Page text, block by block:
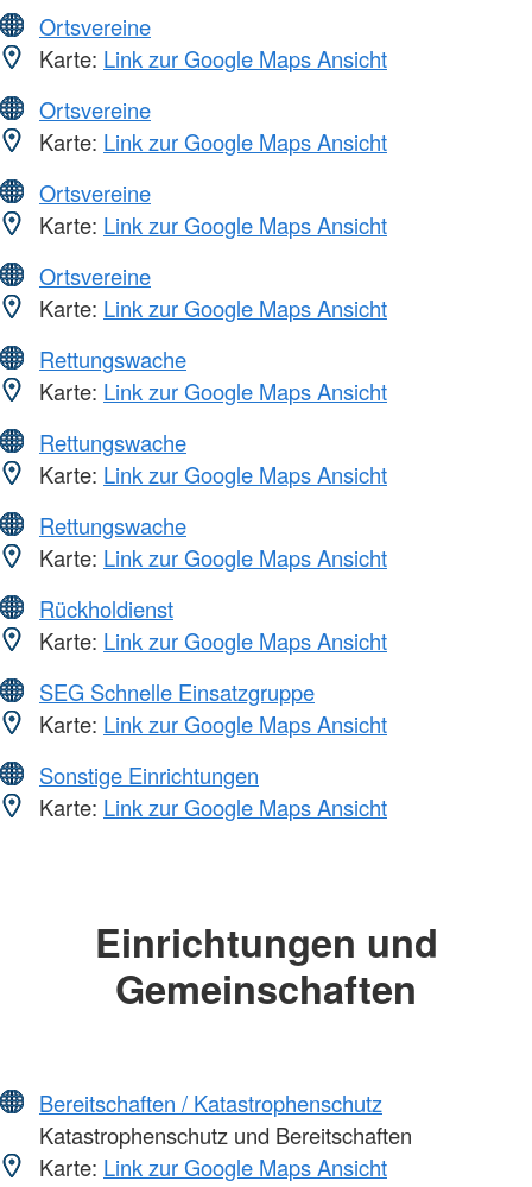
Ortsvereine
Karte: Link zur Google Maps Ansicht
Ortsvereine
Karte: Link zur Google Maps Ansicht
Ortsvereine
Karte: Link zur Google Maps Ansicht
Ortsvereine
Karte: Link zur Google Maps Ansicht
Rettungswache
Karte: Link zur Google Maps Ansicht
Rettungswache
Karte: Link zur Google Maps Ansicht
Rettungswache
Karte: Link zur Google Maps Ansicht
Rückholdienst
Karte: Link zur Google Maps Ansicht
SEG Schnelle Einsatzgruppe
Karte: Link zur Google Maps Ansicht
Sonstige Einrichtungen
Karte: Link zur Google Maps Ansicht
Einrichtungen und
Gemeinschaften
Bereitschaften / Katastrophenschutz
Katastrophenschutz und Bereitschaften
Karte: Link zur Google Maps Ansicht